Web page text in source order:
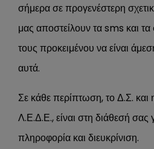
σήμερα σε προγενέστερη
μας αποστείλουν τα sms και
τους προκειμένου να είναι
αυτά.
Σε κάθε περίπτωση, το Δ.Σ. και
Λ.Ε.Δ.Ε., είναι στη διάθεσή σας
πληροφορία και διευκρίνιση.